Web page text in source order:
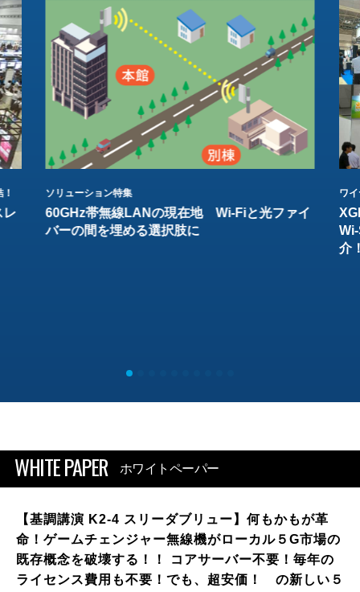
レ
ソリューション特集
60GHz帯無線LANの現在地 Wi-Fiと光ファイ
バーの間を埋める選択肢に
ワ
介
WHITE PAPER ホワイトペーパー
【基調講演 K2-4 スリーダブリュー】何もかもが革
命！ゲームチェンジャー無線機がローカル５G市場の
既存概念を破壊する！！ コアサーバー不要！毎年の
ライセンス費用も不要！でも、超安価！ の新しい５